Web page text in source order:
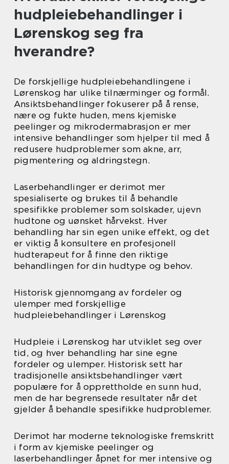
hudpleiebehandlinger i
Lørenskog seg fra
hverandre?
De forskjellige hudpleiebehandlingene i
Lørenskog har ulike tilnærminger og formål.
Ansiktsbehandlinger fokuserer på å rense,
nære og fukte huden, mens kjemiske
peelinger og mikrodermabrasjon er mer
intensive behandlinger som hjelper til med å
redusere hudproblemer som akne, arr,
pigmentering og aldringstegn.
Laserbehandlinger er derimot mer
spesialiserte og brukes til å behandle
spesifikke problemer som solskader, ujevn
hudtone og uønsket hårvekst. Hver
behandling har sin egen unike effekt, og det
er viktig å konsultere en profesjonell
hudterapeut for å finne den riktige
behandlingen for din hudtype og behov.
Historisk gjennomgang av fordeler og
ulemper med forskjellige
hudpleiebehandlinger i Lørenskog
Hudpleie i Lørenskog har utviklet seg over
tid, og hver behandling har sine egne
fordeler og ulemper. Historisk sett har
tradisjonelle ansiktsbehandlinger vært
populære for å opprettholde en sunn hud,
men de har begrensede resultater når det
gjelder å behandle spesifikke hudproblemer.
Derimot har moderne teknologiske fremskritt
i form av kjemiske peelinger og
laserbehandlinger åpnet for mer intensive og